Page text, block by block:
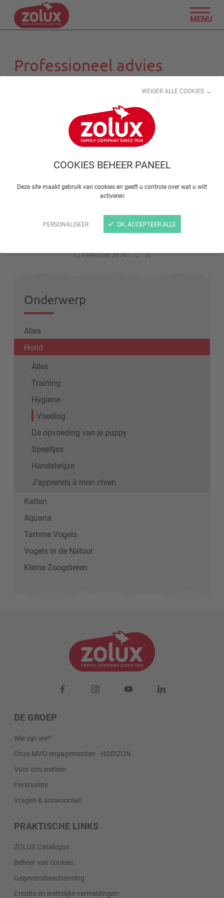
COOKIES BEHEER PANEEL
Deze site maakt gebruik van cookies en geeft u controle over wat u wilt
activeren
PERSONALISEER
WEIGER ALLE COOKIES →
OK, ACCEPTEER ALLE
MENU
Professioneel advies
12 FEBRUARI 2019- 14
Onderwerp
Alles
Hond
Alles
Training
Hygiene
Voeding
De opvoeding van je puppy
Speeltjes
Handelwijze
J'apprends à mon chien
Katten
Aquaria
Tamme Vogels
Vogels in de Natuur
Kleine Zoogdieren
DE GROEP
Wie zijn we?
Onze MVO-engagementen - HORIZON
Voor ons werken
Persruimte
Vragen & antwoorden
PRAKTISCHE LINKS
ZOLUX Catalogus
Beheer van cookies
Gegevensbescherming
Credits en wettelijke vermeldingen